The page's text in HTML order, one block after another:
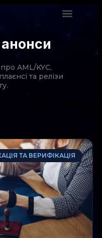
AML/KYC,
та релізи
ТА ВЕРИФІКАЦІЯ